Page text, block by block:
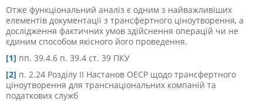
Отже функціональний аналіз є одним з найважливіших
елементів документації з трансфертного ціноутворення, а
дослідження фактичних умов здійснення операцій чи не
єдиним способом якісного його проведення.
[1] пп. 39.4.6 п. 39.4 ст. 39 ПКУ
[2] п. 2.24 Розділу ІІ Настанов ОЕСР щодо трансфертного
ціноутворення для транснаціональних компаній та
податкових служб